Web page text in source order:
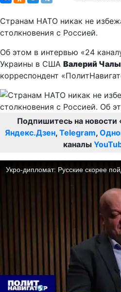
Странам НАТО никак не
столкновения с Россией.
Об этом в интервью «24
Украины в США Валерий
корреспондент
Подпишитесь на новости
Яндекс.Дзен, Telegram,
каналы